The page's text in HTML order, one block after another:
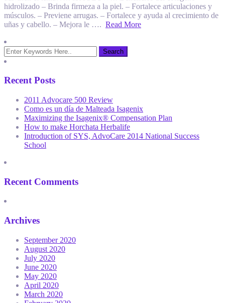
hidrolizado – Brinda firmeza a la piel. – Fortalece articulaciones y
músculos. – Previene arrugas. – Fortalece y ayuda al crecimiento de
uñas y cabello. – Mejora le …. Read More
Recent Posts
2011 Advocare 500 Review
Como es un día de Malteada Isagenix
Maximizing the Isagenix® Compensation Plan
How to make Horchata Herbalife
Introduction of SYS, AdvoCare 2014 National Success
School
Recent Comments
Archives
September 2020
August 2020
July 2020
June 2020
May 2020
April 2020
March 2020